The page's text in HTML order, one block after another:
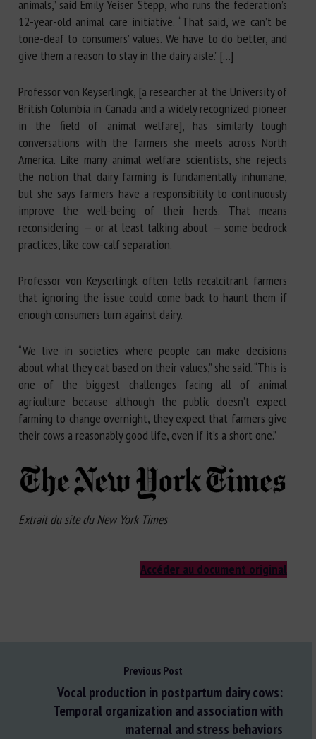
animals,” said Emily Yeiser Stepp, who runs the federation’s
12-year-old animal care initiative. “That said, we can’t be
tone-deaf to consumers’ values. We have to do better, and
give them a reason to stay in the dairy aisle.” […]
Professor von Keyserlingk, [a researcher at the University of
British Columbia in Canada and a widely recognized pioneer
in the field of animal welfare], has similarly tough
conversations with the farmers she meets across North
America. Like many animal welfare scientists, she rejects
the notion that dairy farming is fundamentally inhumane,
but she says farmers have a responsibility to continuously
improve the well-being of their herds. That means
reconsidering — or at least talking about — some bedrock
practices, like cow-calf separation.
Professor von Keyserlingk often tells recalcitrant farmers
that ignoring the issue could come back to haunt them if
enough consumers turn against dairy.
“We live in societies where people can make decisions
about what they eat based on their values,” she said. “This is
one of the biggest challenges facing all of animal
agriculture because although the public doesn’t expect
farming to change overnight, they expect that farmers give
their cows a reasonably good life, even if it’s a short one.”
Extrait du site du New York Times
Accéder au document original
Previous Post
Vocal production in postpartum dairy cows:
Temporal organization and association with
maternal and stress behaviors